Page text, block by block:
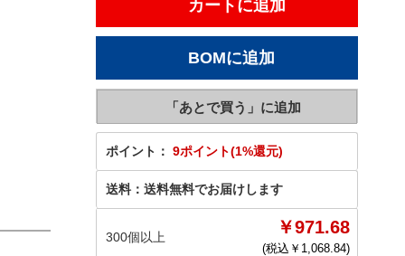
ポイント： 9ポイント(1%還元)
送料： 送料無料でお届けします
300個以上 ￥971.68
(税込￥ 1,068.84)